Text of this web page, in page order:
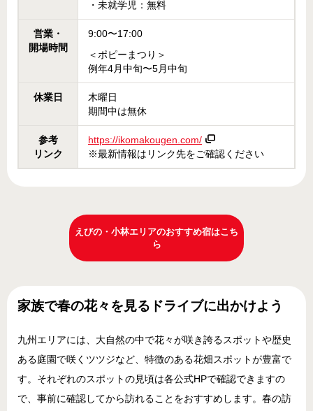
・未就学児：無料
営業・
開場時間
9:00〜17:00
＜ポピーまつり＞
例年4月中旬〜5月中旬
休業日
木曜日
期間中は無休
参考
リンク
https://ikomakougen.com/
※最新情報はリンク先をご確認ください
えびの・小林エリアのおすすめ宿はこち
ら
家族で春の花々を見るドライブに出かけよう
九州エリアには、大自然の中で花々が咲き誇るスポットや歴史
ある庭園で咲くツツジなど、特徴のある花畑スポットが豊富で
す。それぞれのスポットの見頃は各公式HPで確認できますの
で、事前に確認してから訪れることをおすすめします。春の訪